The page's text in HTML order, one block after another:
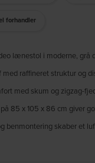
forhandler
lænestol i moderne, grå
raffineret struktur og
med skum og zigzag-
85 x 105 x 86 cm giver
benmontering skaber et